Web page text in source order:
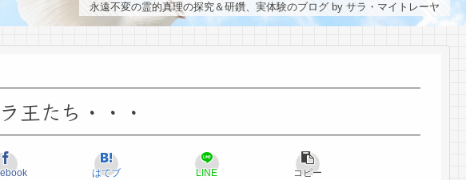
永遠不変の霊的真理の探究＆研鑽、実体験のブログ by サラ・マイトレーヤ
王たち・・・
はてブ LINE コピー